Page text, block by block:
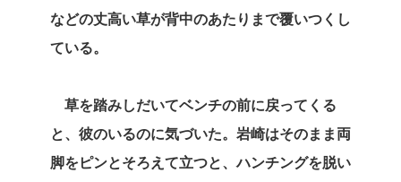
などの丈高い草が背中のあたりまで覆いつくし
ている。
草を踏みしだいてベンチの前に戻ってくる
と、彼のいるのに気づいた。岩崎はそのまま両
脚をピンとそろえて立つと、ハンチングを脱い